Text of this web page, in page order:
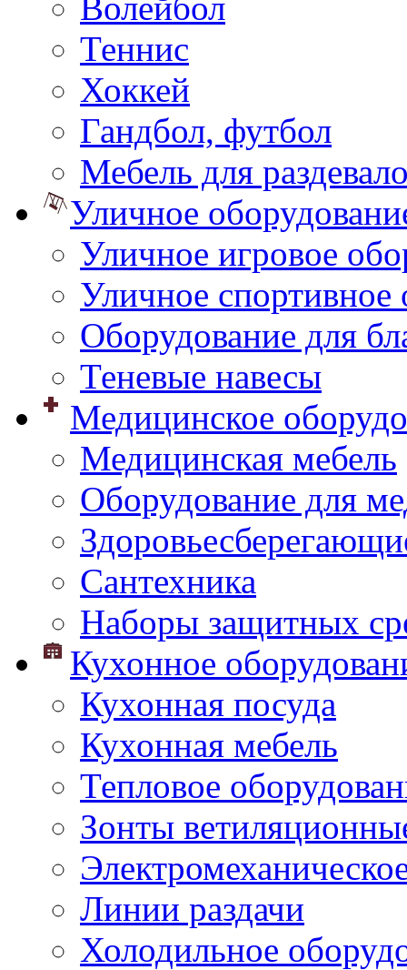
Теннис
Хоккей
Гандбол, футбол
Мебель для
Уличное
Уличное игровое
Уличное спортивное
Оборудование для
Теневые навесы
Медицинское
Медицинская мебель
Оборудование для
Сантехника
Наборы защитных
Кухонное
Кухонная посуда
Кухонная мебель
Тепловое
Зонты
Линии раздачи
Холодильное